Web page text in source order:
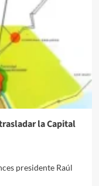
la Capital
presidente Raúl